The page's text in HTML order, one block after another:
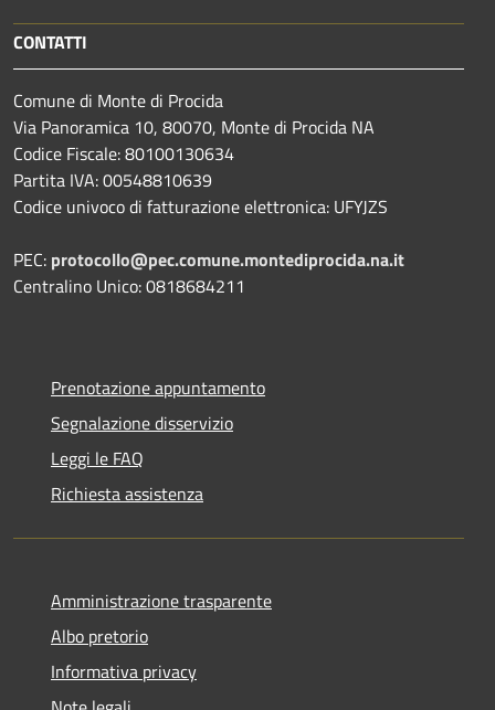
CONTATTI
Comune di Monte di Procida
Via Panoramica 10, 80070, Monte di Procida NA
Codice Fiscale: 80100130634
Partita IVA: 00548810639
Codice univoco di fatturazione elettronica: UFYJZS
PEC: protocollo@pec.comune.montediprocida.na.it
Centralino Unico:0818684211
Prenotazione appuntamento
Segnalazione disservizio
Leggi le FAQ
Richiesta assistenza
Amministrazione trasparente
Albo pretorio
Informativa privacy